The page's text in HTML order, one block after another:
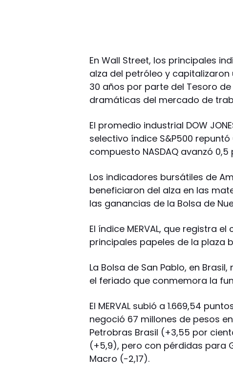
En Wall Street, los principales
alza del petróleo y
30 años por parte del Tesoro
dramáticas del mercado de
El promedio industrial DOW
selectivo índice S&P500
compuesto NASDAQ avanzó
Los indicadores bursátiles de
beneficiaron del alza en las
las ganancias de la Bolsa de
El índice MERVAL, que registra
principales papeles de la plaza
La Bolsa de San Pablo, en
el feriado que conmemora la
El MERVAL subió a 1.669,54
negoció 67 millones de pesos
Petrobras Brasil (+3,55 por
(+5,9), pero con pérdidas para
Macro (-2,17).